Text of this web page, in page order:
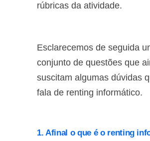
rúbricas da atividade.
Esclarecemos de seguida
conjunto de questões que
suscitam algumas dúvidas
fala de renting informático.
1. Afinal o que é o renting